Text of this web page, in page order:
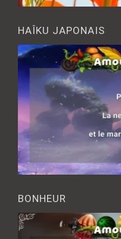
HAÎKU JAPONAIS
BONHEUR